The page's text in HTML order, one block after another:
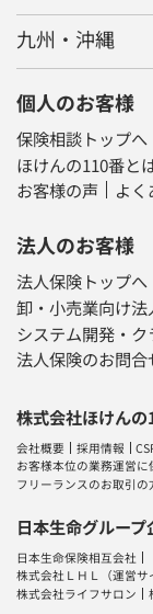
九州・沖縄
個人のお客様
保険相談トップへ
ほけんの110番と
お客様の声
よ
法人のお客様
法人保険トップへ
卸・小売業向け法
システム開発・
法人保険のお問合
株式会社ほけん
会社概要 採用情報
お客様本位の業務運営に
フリーランスのお取引の
日本生命グループ
日本生命保険相互会社
株式会社ＬＨＬ （運営
株式会社ライフサロン